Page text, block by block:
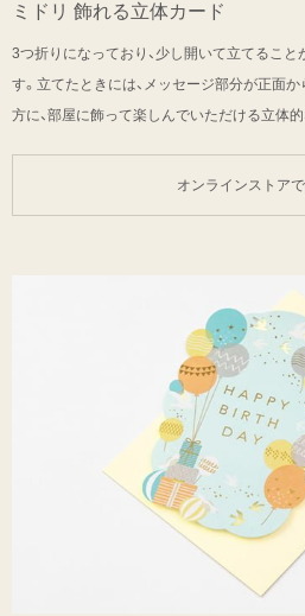
ミドリ 飾れる立体カード
3つ折りになっており、少し開いて立てるこ
す。立てたときには、メッセージ部分が正面
方に、部屋に飾って楽しんでいただける立体的
オンラインストア